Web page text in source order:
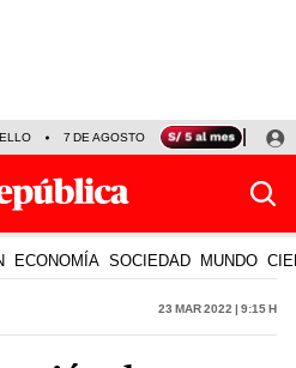
7 DE AGOSTO TINKA RESULTADOS
ECONOMÍA SOCIEDAD MUNDO
23 Mar 2022 | 9:15 h